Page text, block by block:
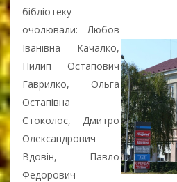
бібліотеку
очолювали: Любов
Іванівна Качалко,
Пилип Остапович
Гаврилко, Ольга
Остапівна
Стоколос, Дмитро
Олександрович
Вдовін, Павло
Федорович